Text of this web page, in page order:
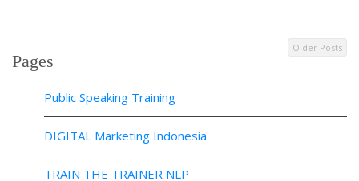
Older Posts
Pages
Public Speaking Training
DIGITAL Marketing Indonesia
TRAIN THE TRAINER NLP